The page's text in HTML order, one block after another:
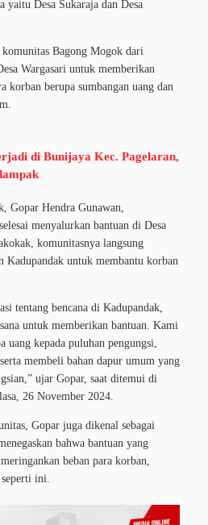
yaitu Desa Sukaraja dan Desa
Bagong Mogok dari
Wargasari untuk memberikan
korban berupa sumbangan uang dan
di Bunijaya Kec. Pagelaran,
Gopar Hendra Gunawan,
menyalurkan bantuan di Desa
komunitasnya langsung
Kadupandak untuk membantu korban
tentang bencana di Kadupandak,
untuk memberikan bantuan. Kami
uang kepada puluhan pengungsi,
membeli bahan dapur umum yang
ujar Gopar, saat ditemui di
26 November 2024.
Gopar juga dikenal sebagai
bahwa bantuan yang
beban para korban,
ini.